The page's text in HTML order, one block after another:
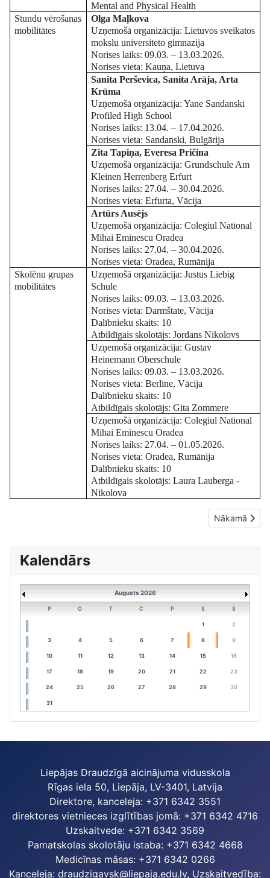
Mental and Physical Health
Stundu vērošanas
mobilitātes
Olga Maļkova
Uzņemošā organizācija: Lietuvos sveikatos
mokslu universiteto gimnazija
Norises laiks: 09.03. – 13.03.2026.
Norises vieta: Kauņa, Lietuva
Sanita Perševica, Sanita Arāja, Arta
Krūma
Uzņemošā organizācija: Yane Sandanski
Profiled High School
Norises laiks: 13.04. – 17.04.2026.
Norises vieta: Sandanski, Bulgārija
Zita Tapiņa, Everesa Pričina
Uzņemošā organizācija: Grundschule Am
Kleinen Herrenberg Erfurt
Norises laiks: 27.04. – 30.04.2026.
Norises vieta: Erfurta, Vācija
Artūrs Ausējs
Uzņemošā organizācija: Colegiul National
Mihai Eminescu Oradea
Norises laiks: 27.04. – 30.04.2026.
Norises vieta: Oradea, Rumānija
Skolēnu grupas
mobilitātes
Uzņemošā organizācija: Justus Liebig
Schule
Norises laiks: 09.03. – 13.03.2026.
Norises vieta: Darmštate, Vācija
Dalībnieku skaits: 10
Atbildīgais skolotājs: Jordans Nikolovs
Uzņemošā organizācija: Gustav
Heinemann Oberschule
Norises laiks: 09.03. – 13.03.2026.
Norises vieta: Berlīne, Vācija
Dalībnieku skaits: 10
Atbildīgais skolotājs: Gita Zommere
Uzņemošā organizācija: Colegiul National
Mihai Eminescu Oradea
Norises laiks: 27.04. – 01.05.2026.
Norises vieta: Oradea, Rumānija
Dalībnieku skaits: 10
Atbildīgais skolotājs: Laura Lauberga -
Nikolova
Nākamais
Nākamā
Kalendārs
Augusts 2026
P O T C P S S
1 2
3 4 5 6 7 8 9
10 11 12 13 14 15 16
17 18 19 20 21 22 23
24 25 26 27 28 29 30
31
Liepājas Draudzīgā aicinājuma vidusskola
Rīgas iela 50, Liepāja, LV-3401, Latvija
Direktore, kanceleja: +371 6342 3551
direktores vietnieces izglītības jomā: +371 6342 4716
Uzskaitvede: +371 6342 3569
Pamatskolas skolotāju istaba: +371 6342 4668
Medicīnas māsas: +371 6342 0266
Kanceleja: draudzigavsk@liepaja.edu.lv, Uzskaitvedība: